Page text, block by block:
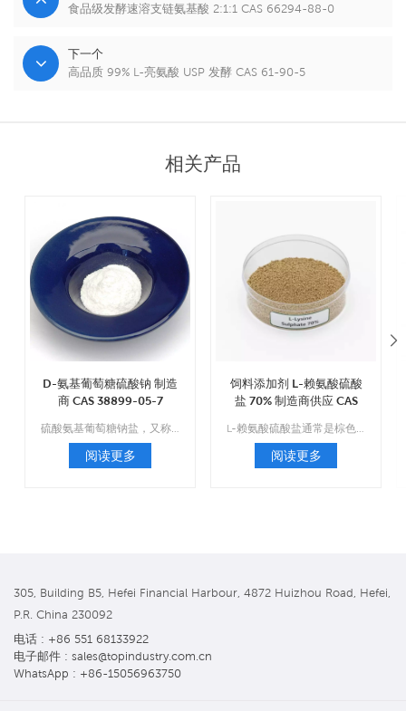
食品级发酵速溶支链氨基酸 2:1:1 CAS 66294-88-0
下一个
高品质 99% L-亮氨酸 USP 发酵 CAS 61-90-5
相关产品
D-氨基葡萄糖硫酸钠 制造
商 CAS 38899-05-7
阅读更多
饲料添加剂 L-赖氨酸硫酸
盐 70% 制造商供应 CAS
阅读更多
305, Building B5, Hefei Financial Harbour, 4872 Huizhou Road, Hefei,
P.R. China 230092
电话 : +86 551 68133922
电子邮件 : sales@topindustry.com.cn
WhatsApp : +86-15056963750